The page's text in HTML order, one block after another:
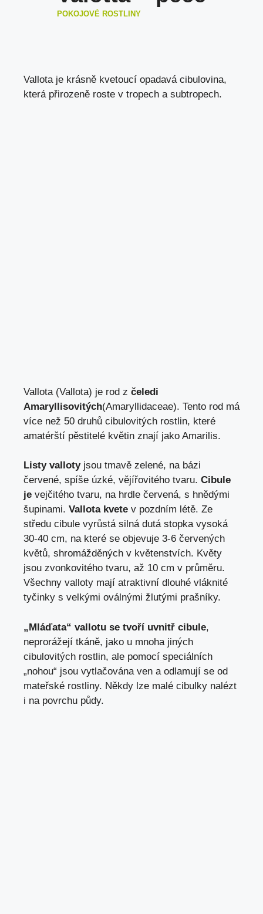
POKOJOVÉ ROSTLINY
Vallota je krásně kvetoucí opadavá cibulovina,
která přirozeně roste v tropech a subtropech.
Vallota (Vallota) je rod z čeledi
Amaryllisovitých(Amaryllidaceae). Tento rod má
více než 50 druhů cibulovitých rostlin, které
amatérští pěstitelé květin znají jako Amarilis.
Listy vallotyjsou tmavě zelené, na bázi
červené, spíše úzké, vějířovitého tvaru. Cibule
je vejčitého tvaru, na hrdle červená, s hnědými
šupinami. Vallota kvete v pozdním létě. Ze
středu cibule vyrůstá silná dutá stopka vysoká
30-40 cm, na které se objevuje 3-6 červených
květů, shromážděných v květenstvích. Květy
jsou zvonkovitého tvaru, až 10 cm v průměru.
Všechny valloty mají atraktivní dlouhé vláknité
tyčinky s velkými oválnými žlutými prašníky.
„Mláďata“ vallotu se tvoří uvnitř cibule,
neprorážejí tkáně, jako u mnoha jiných
cibulovitých rostlin, ale pomocí speciálních
„nohou“ jsou vytlačována ven a odlamují se od
mateřské rostliny. Někdy lze malé cibulky nalézt
i na povrchu půdy.